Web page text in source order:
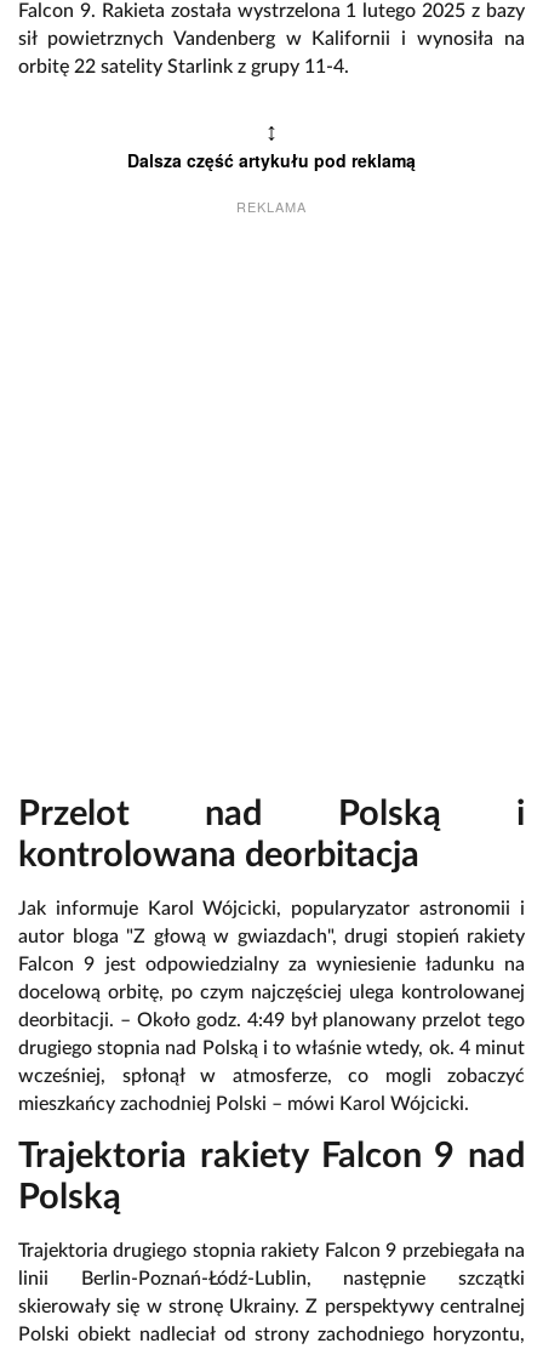
Falcon 9. Rakieta została wystrzelona 1 lutego 2025 z bazy
sił powietrznych Vandenberg w Kalifornii i wynosiła na
orbitę 22 satelity Starlink z grupy 11-4.
↕
Dalsza część artykułu pod reklamą
REKLAMA
Przelot nad Polską i
kontrolowana deorbitacja
Jak informuje Karol Wójcicki, popularyzator astronomii i
autor bloga "Z głową w gwiazdach", drugi stopień rakiety
Falcon 9 jest odpowiedzialny za wyniesienie ładunku na
docelową orbitę, po czym najczęściej ulega kontrolowanej
deorbitacji. – Około godz. 4:49 był planowany przelot tego
drugiego stopnia nad Polską i to właśnie wtedy, ok. 4 minut
wcześniej, spłonął w atmosferze, co mogli zobaczyć
mieszkańcy zachodniej Polski – mówi Karol Wójcicki.
Trajektoria rakiety Falcon 9 nad
Polską
Trajektoria drugiego stopnia rakiety Falcon 9 przebiegała na
linii Berlin-Poznań-Łódź-Lublin, następnie szczątki
skierowały się w stronę Ukrainy. Z perspektywy centralnej
Polski obiekt nadleciał od strony zachodniego horyzontu,